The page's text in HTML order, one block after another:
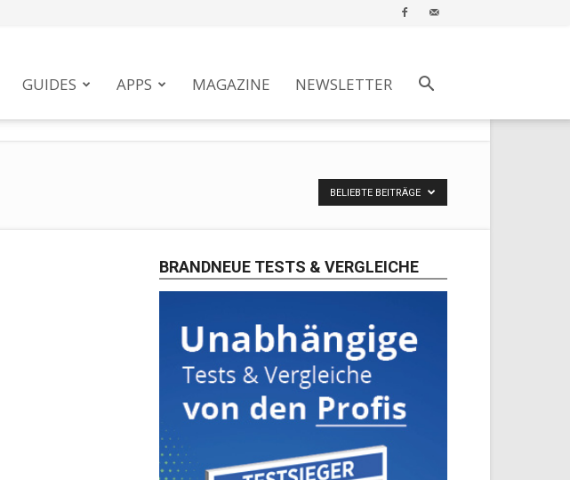
GUIDES APPS MAGAZINE NEWSLETTER
BELIEBTE BEITRÄGE
BRANDNEUE TESTS & VERGLEICHE